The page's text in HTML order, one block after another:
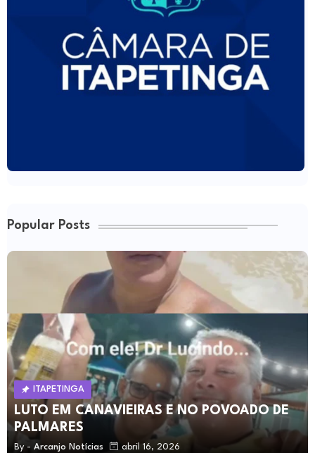
Popular Posts
ITAPETINGA
LUTO EM CANAVIEIRAS E NO POVOADO DE
PALMARES
By - Arcanjo Notícias abril 16, 2026